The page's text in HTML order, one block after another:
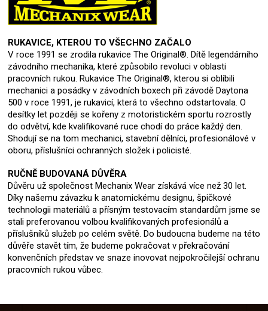
RUKAVICE, KTEROU TO VŠECHNO ZAČALO
V roce 1991 se zrodila rukavice The Original®. Dítě legendárního
závodního mechanika, které způsobilo revoluci v oblasti
pracovních rukou. Rukavice The Original®, kterou si oblíbili
mechanici a posádky v závodních boxech při závodě Daytona
500 v roce 1991, je rukavicí, která to všechno odstartovala. O
desítky let později se kořeny z motoristickém sportu rozrostly
do odvětví, kde kvalifikované ruce chodí do práce každý den.
Shodují se na tom mechanici, stavební dělníci, profesionálové v
oboru, příslušníci ochranných složek i policisté.
RUČNĚ BUDOVANÁ DŮVĚRA
Důvěru už společnost Mechanix Wear získává více než 30 let.
Díky našemu závazku k anatomickému designu, špičkové
technologii materiálů a přísným testovacím standardům jsme se
stali preferovanou volbou kvalifikovaných profesionálů a
příslušníků služeb po celém světě. Do budoucna budeme na této
důvěře stavět tím, že budeme pokračovat v překračování
konvenčních představ ve snaze inovovat nejpokročilejší ochranu
pracovních rukou vůbec.